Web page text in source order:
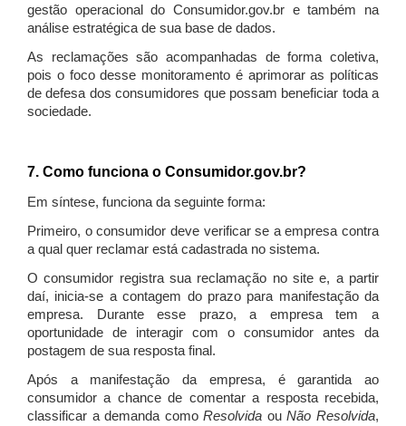
gestão operacional do Consumidor.gov.br e também na
análise estratégica de sua base de dados.
As reclamações são acompanhadas de forma coletiva,
pois o foco desse monitoramento é aprimorar as políticas
de defesa dos consumidores que possam beneficiar toda a
sociedade.
7. Como funciona o Consumidor.gov.br?
Em síntese, funciona da seguinte forma:
Primeiro, o consumidor deve verificar se a empresa contra
a qual quer reclamar está cadastrada no sistema.
O consumidor registra sua reclamação no site e, a partir
daí, inicia-se a contagem do prazo para manifestação da
empresa. Durante esse prazo, a empresa tem a
oportunidade de interagir com o consumidor antes da
postagem de sua resposta final.
Após a manifestação da empresa, é garantida ao
consumidor a chance de comentar a resposta recebida,
classificar a demanda comoResolvida ouNão Resolvida,